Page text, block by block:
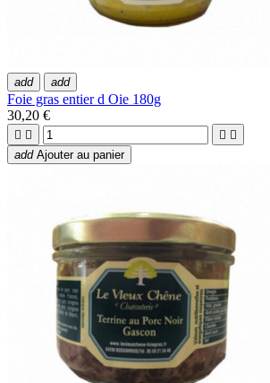
add add
Foie gras entier d Oie 180g
30,20 €
   
add Ajouter au panier